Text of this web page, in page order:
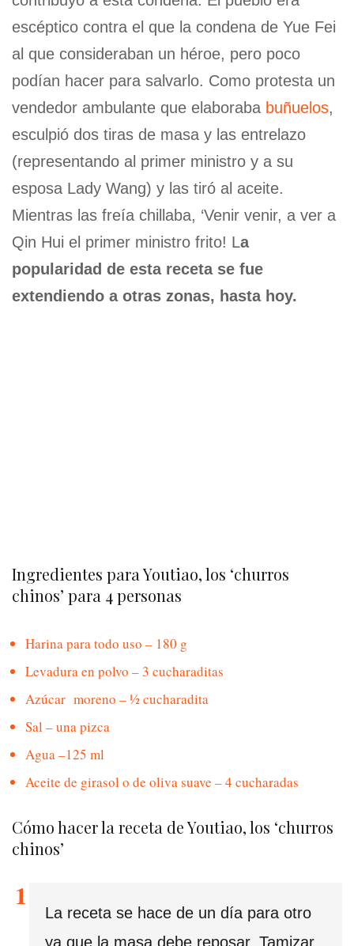
escéptico contra el que la condena de Yue Fei
al que consideraban un héroe, pero poco
podían hacer para salvarlo. Como protesta un
vendedor ambulante que elaboraba buñuelos,
esculpió dos tiras de masa y las entrelazo
(representando al primer ministro y a su
esposa Lady Wang) y las tiró al aceite.
Mientras las freía chillaba, ‘Venir venir, a ver a
Qin Hui el primer ministro frito! La
popularidad de esta receta se fue
extendiendo a otras zonas, hasta hoy.
Ingredientes para Youtiao, los ‘churros
chinos’ para 4 personas
Harina para todo uso – 180 g
Levadura en polvo – 3 cucharaditas
Azúcar moreno – ½ cucharadita
Sal – una pizca
Agua –125 ml
Aceite de girasol o de oliva suave – 4 cucharadas
Cómo hacer la receta de Youtiao, los ‘churros
chinos’
La receta se hace de un día para otro
ya que la masa debe reposar. Tamizar